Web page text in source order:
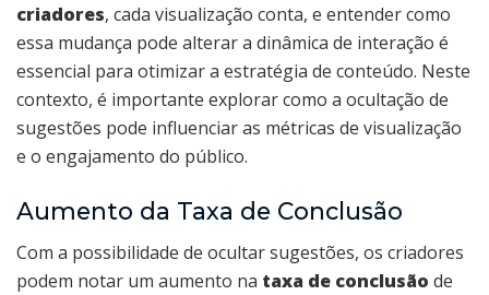
criadores, cada visualização conta, e entender como
essa mudança pode alterar a dinâmica de interação é
essencial para otimizar a estratégia de conteúdo. Neste
contexto, é importante explorar como a ocultação de
sugestões pode influenciar as métricas de visualização
e o engajamento do público.
Aumento da Taxa de Conclusão
Com a possibilidade de ocultar sugestões, os criadores
podem notar um aumento na taxa de conclusão de